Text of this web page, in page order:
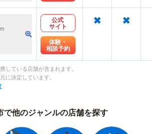
公式
サイト
体験・
相談予約
× ×
している店舗が含まれます。
に決定しています。
で他のジャンルの店舗を探す